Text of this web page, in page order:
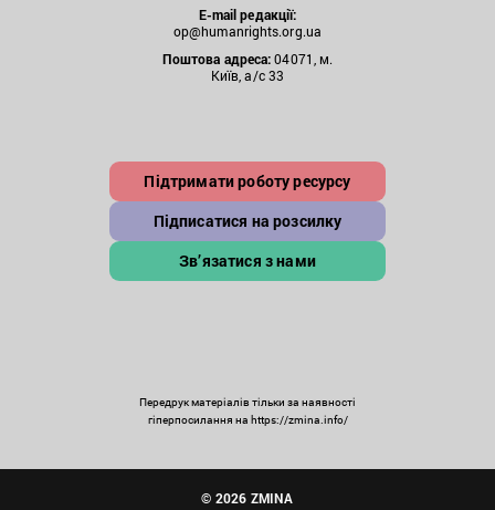
E-mail редакції:
op@humanrights.org.ua
Поштова адреса:04071, м.
Київ, а/с 33
Підтримати роботу ресурсу
Підписатися на розсилку
Зв’язатися з нами
Передрук матеріалів тільки за наявності
гіперпосилання на https://zmina.info/
© 2026 ZMINA